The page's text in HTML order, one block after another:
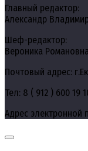
Главный редактор:
Александр
Шеф-редактор:
Вероника
Почтовый адрес:
Тел: 8 ( 912 ) 600 19
Адрес электронной